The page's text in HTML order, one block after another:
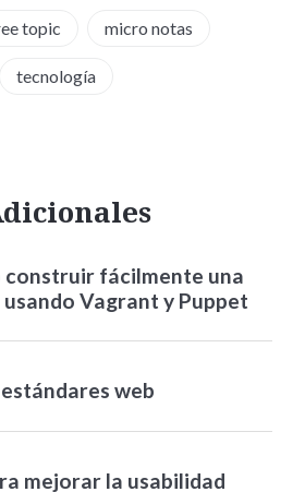
topic micro notas
tecnología